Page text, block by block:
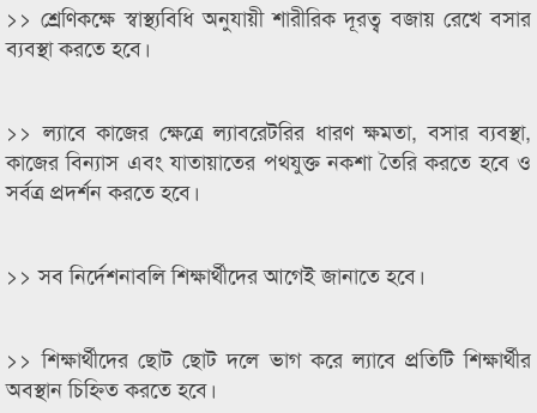
>> শ্রেণিকক্ষে স্বাস্থ্যবিধি অনুযায়ী শারীরিক দূরত্ব বজায় রেখে বসার
ব্যবস্থা করতে হবে।
>> ল্যাবে কাজের ক্ষেত্রে ল্যাবরেটরির ধারণ ক্ষমতা, বসার ব্যবস্থা,
কাজের বিন্যাস এবং যাতায়াতের পথযুক্ত নকশা তৈরি করতে হবে ও
সর্বত্র প্রদর্শন করতে হবে।
>> সব নির্দেশনাবলি শিক্ষার্থীদের আগেই জানাতে হবে।
>> শিক্ষার্থীদের ছোট ছোট দলে ভাগ করে ল্যাবে প্রতিটি শিক্ষার্থীর
অবস্থান চিহ্নিত করতে হবে।